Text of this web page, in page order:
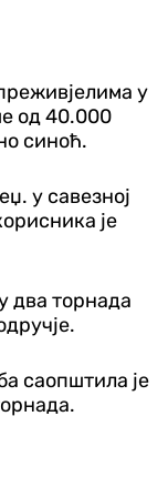
у
од 40.000
синоћ.
у савезној
је
два торнада
саопштила је